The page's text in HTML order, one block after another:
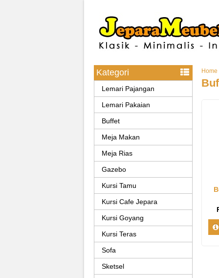
Home
Kategori
Lemari Pajangan
Lemari Pakaian
Buffet
Meja Makan
Meja Rias
Gazebo
Kursi Tamu
Kursi Cafe Jepara
Kursi Goyang
Kursi Teras
Sofa
Sketsel